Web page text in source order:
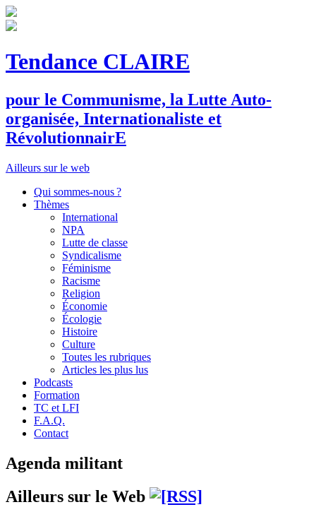
Tendance CLAIRE
pour le Communisme, la Lutte Auto-
organisée, Internationaliste et
RévolutionnairE
Ailleurs sur le web
Qui sommes-nous ?
Thèmes
International
NPA
Lutte de classe
Syndicalisme
Féminisme
Racisme
Religion
Économie
Écologie
Histoire
Culture
Toutes les rubriques
Articles les plus lus
Podcasts
Formation
TC et LFI
F.A.Q.
Contact
Agenda militant
Ailleurs sur le Web